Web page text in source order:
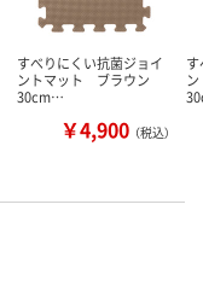
すべりにくい抗菌ジョイ
ントマット ブラウン
30cm…
￥4,900 （税込）